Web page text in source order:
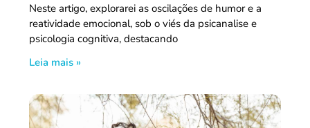
Neste artigo, explorarei as oscilações de humor e a
reatividade emocional, sob o viés da psicanalise e
psicologia cognitiva, destacando
Leia mais »